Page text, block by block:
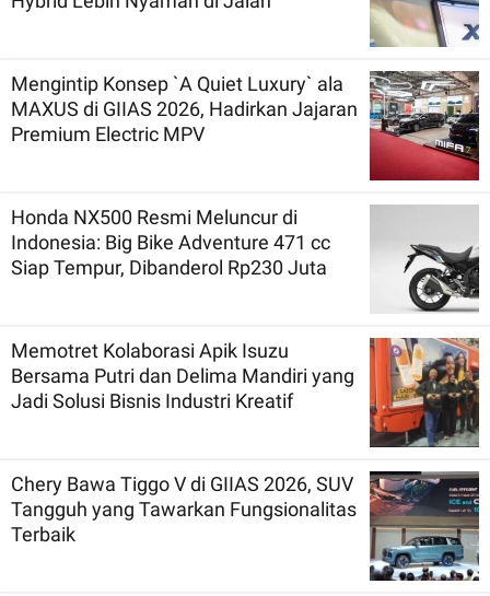
Mengintip Konsep `A Quiet Luxury` ala
MAXUS di GIIAS 2026, Hadirkan Jajaran
Premium Electric MPV
Honda NX500 Resmi Meluncur di
Indonesia: Big Bike Adventure 471 cc
Siap Tempur, Dibanderol Rp230 Juta
Memotret Kolaborasi Apik Isuzu
Bersama Putri dan Delima Mandiri yang
Jadi Solusi Bisnis Industri Kreatif
Chery Bawa Tiggo V di GIIAS 2026, SUV
Tangguh yang Tawarkan Fungsionalitas
Terbaik